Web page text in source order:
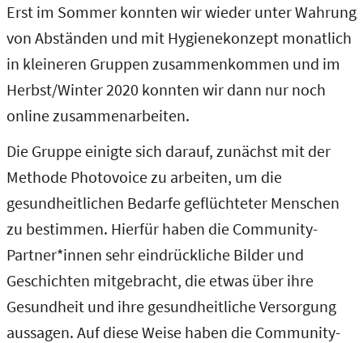
Erst im Sommer konnten wir wieder unter Wahrung
von Abständen und mit Hygienekonzept monatlich
in kleineren Gruppen zusammenkommen und im
Herbst/Winter 2020 konnten wir dann nur noch
online zusammenarbeiten.
Die Gruppe einigte sich darauf, zunächst mit der
Methode Photovoice zu arbeiten, um die
gesundheitlichen Bedarfe geflüchteter Menschen
zu bestimmen. Hierfür haben die Community-
Partner*innen sehr eindrückliche Bilder und
Geschichten mitgebracht, die etwas über ihre
Gesundheit und ihre gesundheitliche Versorgung
aussagen. Auf diese Weise haben die Community-